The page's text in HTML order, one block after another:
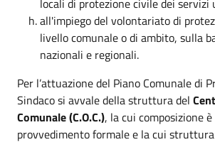
all'impiego del volontariato di
livello comunale o di ambito, sulla
nazionali e regionali.
Per l’attuazione del Piano Comunale di
Sindaco si avvale della struttura del
Comunale (C.O.C.), la cui composizione
provvedimento formale e la cui